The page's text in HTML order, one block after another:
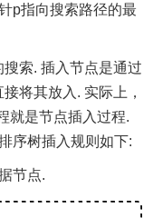
p指向搜索路径的最
索. 插入节点是通过
将其放入. 实际上，
就是节点插入过程.
序树插入规则如下:
节点.